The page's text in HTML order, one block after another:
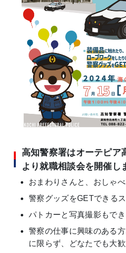
高知警察署はオーテピア
より就職相談会を開催し
おまわりさんと、おしゃ
警察グッズをGETできる
パトカーと写真撮影もでき
警察の仕事に興味のある
に限らず、どなたでも大歓